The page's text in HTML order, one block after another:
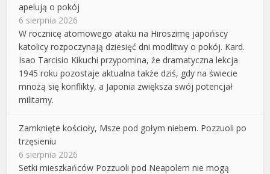
apelują o pokój
6 sierpnia 2026
W rocznicę atomowego ataku na Hiroszimę japońscy
katolicy rozpoczynają dziesięć dni modlitwy o pokój. Kard.
Isao Tarcisio Kikuchi przypomina, że dramatyczna lekcja
1945 roku pozostaje aktualna także dziś, gdy na świecie
mnożą się konflikty, a Japonia zwiększa swój potencjał
militarny.
Zamknięte kościoły, Msze pod gołym niebem. Pozzuoli po
trzęsieniu
6 sierpnia 2026
Setki mieszkańców Pozzuoli pod Neapolem nie mogą